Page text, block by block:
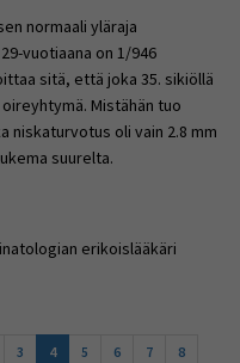
normaali yläraja
vuotiaana on 1/946
sitä, että joka 35. sikiöllä
Mistähän tuo
niskaturvotus oli vain 2.8 mm
suurelta.
erikoislääkäri
3 4 5 6 7
8